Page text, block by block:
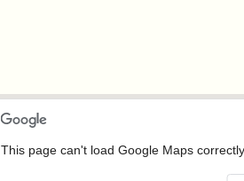
This page can't load Google Maps